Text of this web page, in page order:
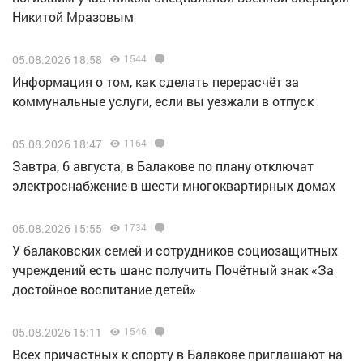
Никитой Мразовым
05.08.2026 18:58 1544
Информация о том, как сделать перерасчёт за
коммунальные услуги, если вы уезжали в отпуск
05.08.2026 18:47 1164
Завтра, 6 августа, в Балакове по плану отключат
электроснабжение в шести многоквартирных домах
05.08.2026 15:55 1734
У балаковских семей и сотрудников социозащитных
учреждений есть шанс получить Почётный знак «За
достойное воспитание детей»
05.08.2026 15:11 1546
Всех причастных к спорту в Балакове приглашают на